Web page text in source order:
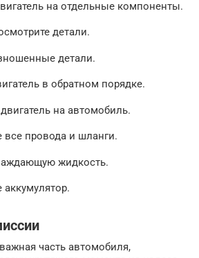
на отдельные компоненты.
детали.
детали.
в обратном порядке.
на автомобиль.
все провода и шланги.
жидкость.
часть автомобиля,